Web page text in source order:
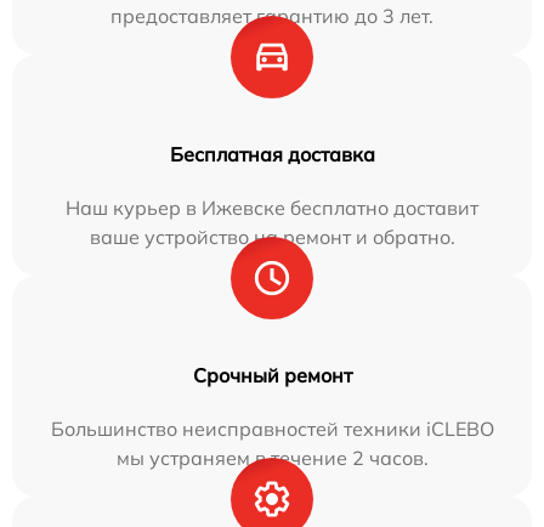
предоставляет гарантию до 3 лет.
Бесплатная доставка
Наш курьер в Ижевске бесплатно доставит
ваше устройство на ремонт и обратно.
Срочный ремонт
Большинство неисправностей техники iCLEBO
мы устраняем в течение 2 часов.